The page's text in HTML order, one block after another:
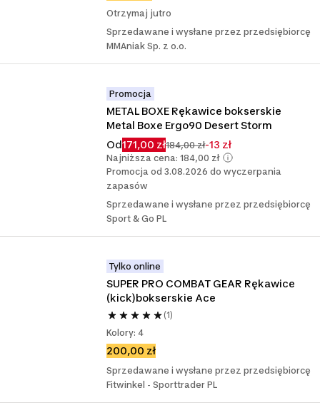
Otrzymaj jutro
Sprzedawane i wysłane przez przedsiębiorcę
MMAniak Sp. z o.o.
Promocja
METAL BOXE Rękawice bokserskie
Metal Boxe Ergo90 Desert Storm
Od171,00 zł184,00 zł-13 zł
Najniższa cena: 184,00 zł
Promocja od 3.08.2026 do wyczerpania
zapasów
Sprzedawane i wysłane przez przedsiębiorcę
Sport & Go PL
Tylko online
SUPER PRO COMBAT GEAR Rękawice
(kick)bokserskie Ace
(1)
Kolory: 4
200,00 zł
Sprzedawane i wysłane przez przedsiębiorcę
Fitwinkel - Sporttrader PL